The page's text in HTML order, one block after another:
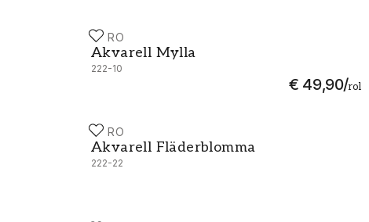
DURO
Akvarell Mylla
222-10
€ 49,90/rol
Akvarell Mylla - 222-10
DURO
Akvarell Fläderblomma
222-22
Akvarell Fläderblomma - 222-22